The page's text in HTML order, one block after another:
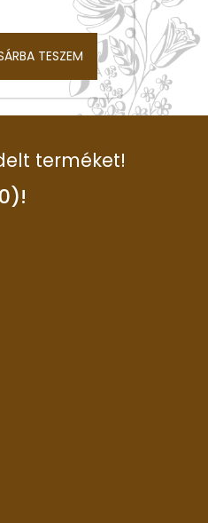
TESZEM
terméket!